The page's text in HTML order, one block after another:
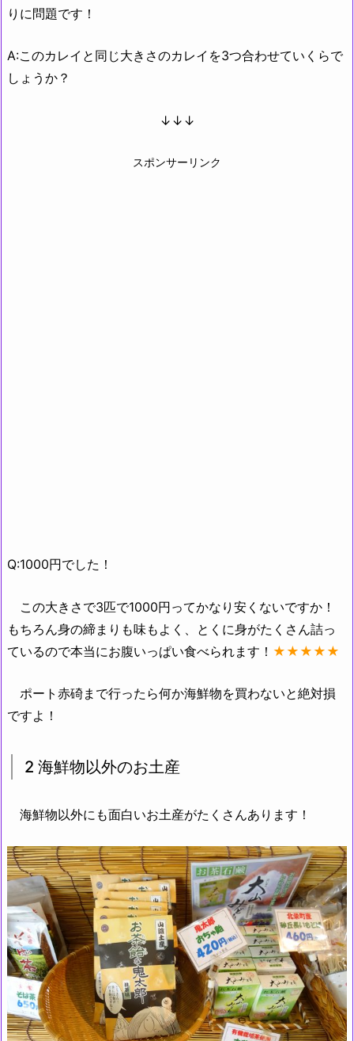
りに問題です！
A:このカレイと同じ大きさのカレイを3つ合わせていくらで
しょうか？
↓↓↓
スポンサーリンク
Q:1000円でした！
この大きさで3匹で1000円ってかなり安くないですか！
もちろん身の締まりも味もよく、とくに身がたくさん詰っ
ているので本当にお腹いっぱい食べられます！ ★★★★★
ポート赤碕まで行ったら何か海鮮物を買わないと絶対損
ですよ！
2 海鮮物以外のお土産
海鮮物以外にも面白いお土産がたくさんあります！